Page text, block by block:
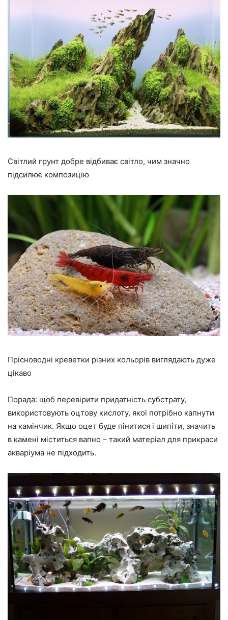
Світлий грунт добре відбиває світло, чим значно
підсилює композицію
Прісноводні креветки різних кольорів виглядають дуже
цікаво
Порада: щоб перевірити придатність субстрату,
використовують оцтову кислоту, якої потрібно капнути
на камінчик. Якщо оцет буде пінитися і шипіти, значить
в камені міститься вапно – такий матеріал для прикраси
акваріума не підходить.